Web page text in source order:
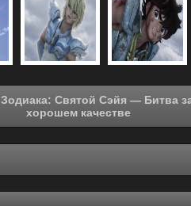
хорошем качестве